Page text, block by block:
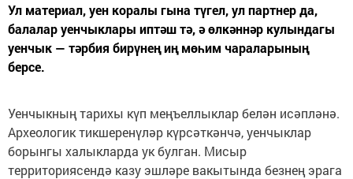
Ул материал, уен коралы гына түгел, ул партнер да,
балалар уенчыклары иптәш тә, ә өлкәннәр кулындагы
уенчык — тәрбия бирүнең иң мөһим чараларының
берсе.
Уенчыкның тарихы күп меңъеллыклар белән исәпләнә.
Археологик тикшеренүләр күрсәткәнчә, уенчыклар
борынгы халыкларда ук булган. Мисыр
территориясендә казу эшләре вакытында безнең эрага